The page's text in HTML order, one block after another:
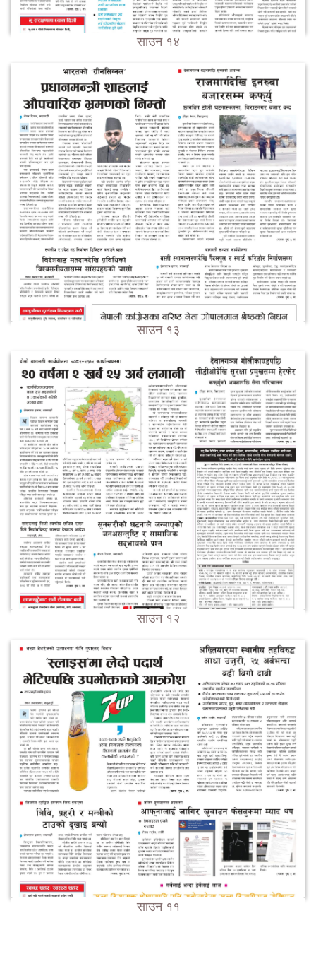
साउन १४
साउन १३
साउन १२
साउन ११